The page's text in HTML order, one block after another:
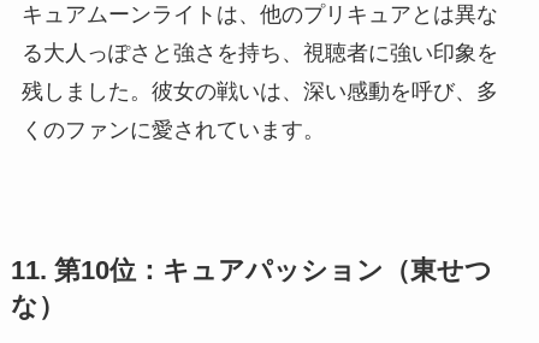
キュアムーンライトは、他のプリキュアとは異な
る大人っぽさと強さを持ち、視聴者に強い印象を
残しました。彼女の戦いは、深い感動を呼び、多
くのファンに愛されています。
11. 第10位：キュアパッション（東せつ
な）